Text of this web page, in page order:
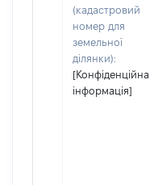
(кадастровий
номер для
земельної
ділянки):
[Конфіденційна
інформація]